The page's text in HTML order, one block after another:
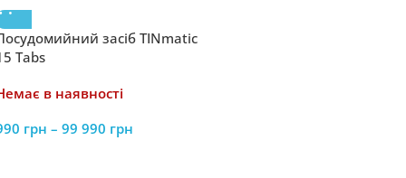
засіб TINmatic
Tabs
в наявності
грн – 99 990 грн